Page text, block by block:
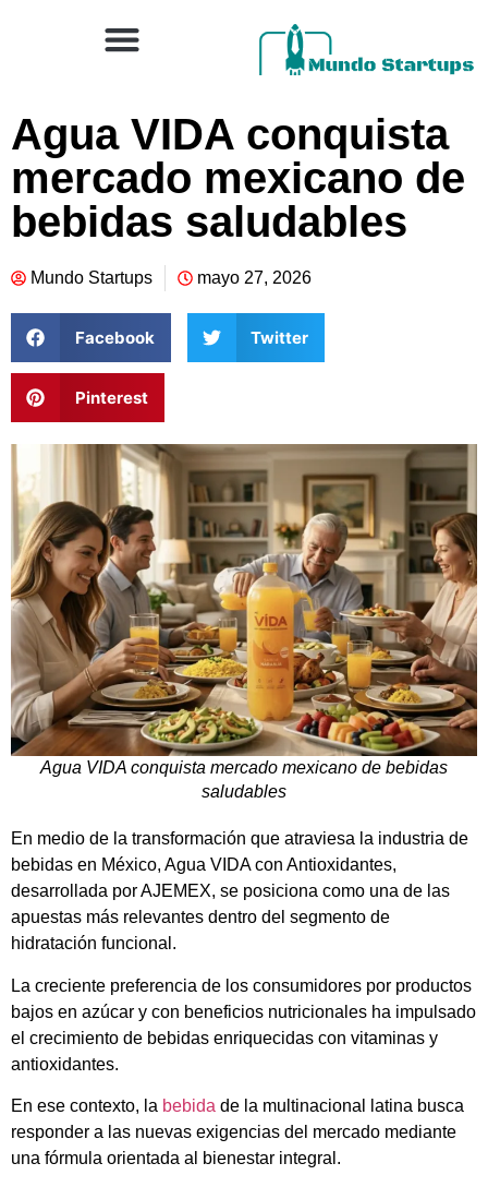
Agua VIDA conquista
mercado mexicano de
bebidas saludables
Mundo Startups mayo 27, 2026
Facebook Twitter
Pinterest
Agua VIDA conquista mercado mexicano de bebidas
saludables
En medio de la transformación que atraviesa la industria de
bebidas en México, Agua VIDA con Antioxidantes,
desarrollada porAJEMEX, se posiciona como una de las
apuestas más relevantes dentro del segmento de
hidratación funcional.
La creciente preferencia de los consumidores por productos
bajos en azúcar y con beneficios nutricionales ha impulsado
el crecimiento de bebidas enriquecidas con vitaminas y
antioxidantes.
En ese contexto, la bebida de la multinacional latina busca
responder a las nuevas exigencias del mercado mediante
una fórmula orientada al bienestar integral.